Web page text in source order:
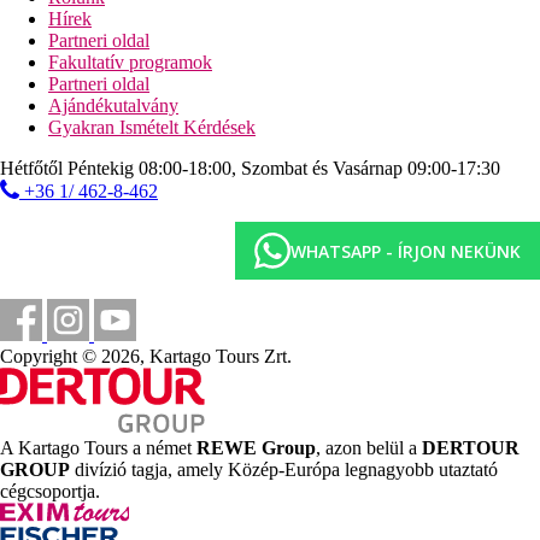
Sport és szórakozás térítés ellenében
spa- és wellness-részleg
masszázs
szépségszalon
PADI búváriskola
biliárd
All Inclusive: minden étkezés büférendszerben, helyi
alkoholos és alkoholmentes italok 10:00 és 24:00 óra
között. Az All Inclusive szállodák szolgáltatásai bizonyos
részletekben szállodánként eltérhetnek.
Szálláshely besorolás
Az adott ország helyi besorolása: 4*.
Hotelstars Union rendszere szerinti minősítés: 4,5*.
Távolságok
12 km
Városközpont
Hírek
Partneri oldal
Fakultatív programok
Partneri oldal
Ajándékutalvány
Gyakran Ismételt Kérdések
Hétfőtől Péntekig 08:00-18:00, Szombat és Vasárnap 09:00-17:30
+36 1/ 462-8-462
WHATSAPP - ÍRJON NEKÜNK
Copyright © 2026, Kartago Tours Zrt.
A Kartago Tours a német REWE Group, azon belül a DERTOUR
GROUP divízió tagja, amely Közép-Európa legnagyobb utaztató
cégcsoportja.